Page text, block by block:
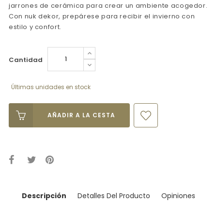
jarrones de cerámica para crear un ambiente acogedor.
Con nuk dekor, prepárese para recibir el invierno con
estilo y confort.
Cantidad
Últimas unidades en stock
AÑADIR A LA CESTA
Descripción Detalles Del Producto Opiniones